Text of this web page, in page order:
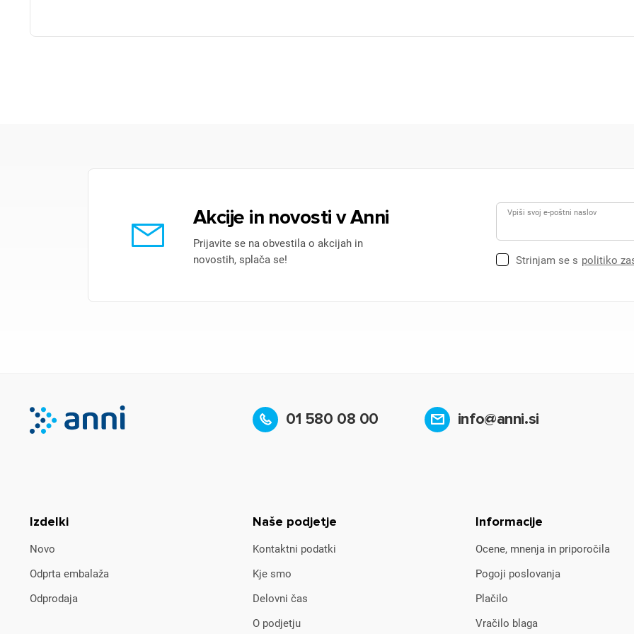
Akcije in novosti v Anni
Prijavite se na obvestila o akcijah in
novostih, splača se!
Vpiši svoj e-poštni naslov
Strinjam se s politiko
01 580 08 00 info@anni.si
Izdelki
Novo
Odprta embalaža
Odprodaja
Naše podjetje
Kontaktni podatki
Kje smo
Delovni čas
O podjetju
Informacije
Ocene, mnenja in priporočila
Pogoji poslovanja
Plačilo
Vračilo blaga